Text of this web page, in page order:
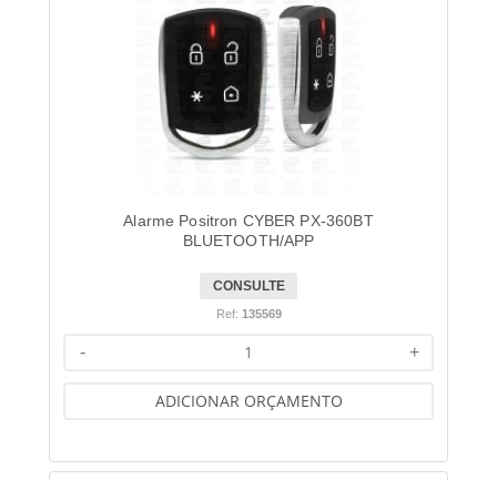
Alarme Positron CYBER PX-360BT
BLUETOOTH/APP
CONSULTE
Ref: 135569
+
-
ADICIONAR ORÇAMENTO